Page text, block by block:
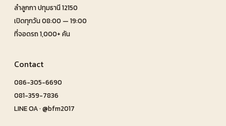
ลำลูกกา ปทุมธานี 12150
เปิดทุกวัน 08:00 — 19:00
ที่จอดรถ 1,000+ คัน
Contact
086-305-6690
081-359-7836
LINE OA · @bfm2017